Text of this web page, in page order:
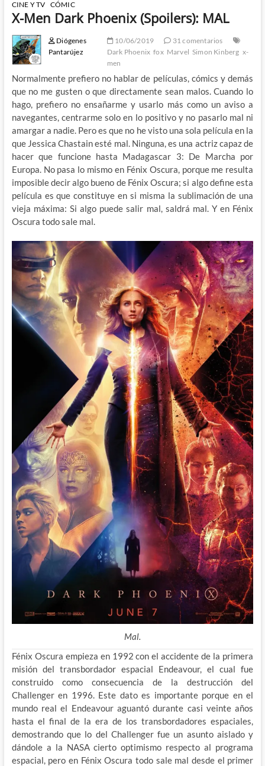
CINE Y TV CÓMIC
X-Men Dark Phoenix (Spoilers): MAL
Diógenes
Pantarújez
10/06/2019
31 comentarios
Dark Phoenix fox Marvel Simon Kinberg x-
men
Normalmente prefiero no hablar de películas, cómics y demás
que no me gusten o que directamente sean malos. Cuando lo
hago, prefiero no ensañarme y usarlo más como un aviso a
navegantes, centrarme solo en lo positivo y no pasarlo mal ni
amargar a nadie. Pero es que no he visto una sola película en la
que Jessica Chastain esté mal. Ninguna, es una actriz capaz de
hacer que funcione hasta Madagascar 3: De Marcha por
Europa. No pasa lo mismo en Fénix Oscura, porque me resulta
imposible decir algo bueno de Fénix Oscura; si algo define esta
película es que constituye en si misma la sublimación de una
vieja máxima: Si algo puede salir mal, saldrá mal. Y en Fénix
Oscura todo sale mal.
Mal.
Fénix Oscura empieza en 1992 con el accidente de la primera
misión del transbordador espacial Endeavour, el cual fue
construido como consecuencia de la destrucción del
Challenger en 1996. Este dato es importante porque en el
mundo real el Endeavour aguantó durante casi veinte años
hasta el final de la era de los transbordadores espaciales,
demostrando que lo del Challenger fue un asunto aislado y
dándole a la NASA cierto optimismo respecto al programa
espacial, pero en Fénix Oscura todo sale mal desde el primer